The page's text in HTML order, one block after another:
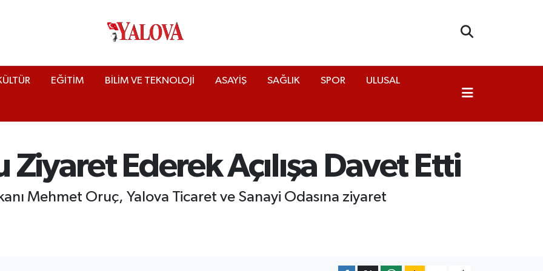
EĞİTİM BİLİM VE TEKNOLOJİ ASAYİŞ SAĞLIK SPOR ULUSAL
Ederek Açılışa Davet Etti
Mehmet Oruç, Yalova Ticaret ve Sanayi Odasına ziyaret